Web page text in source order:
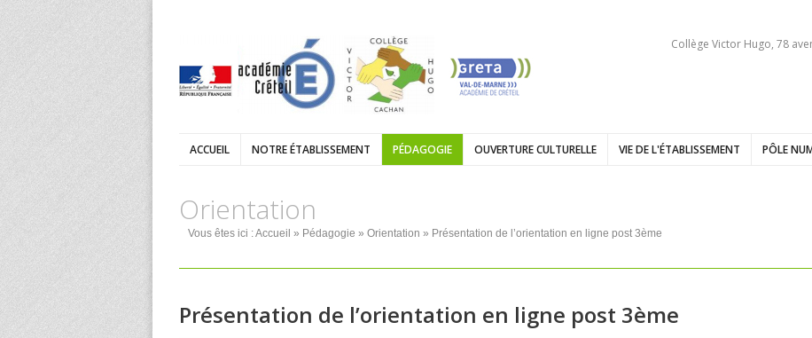
Collège Victor Hugo, 78
ACCUEIL NOTRE ÉTABLISSEMENT PÉDAGOGIE OUVERTURE CULTURELLE VIE DE L'ÉTABLISSEMENT PÔLE
Orientation
Vous êtes ici :Accueil » Pédagogie » Orientation » Présentation de l’orientation en ligne post 3ème
Présentation de l’orientation en ligne post 3ème